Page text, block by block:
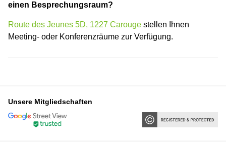
einen Besprechungsraum?
Route des Jeunes 5D, 1227 Carouge stellen Ihnen
Meeting- oder Konferenzräume zur Verfügung.
Unsere Mitgliedschaften